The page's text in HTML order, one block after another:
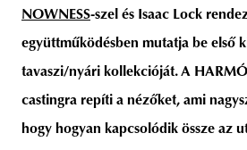
NOWNESS-szel és Isaac Lock
együttműködésben mutatja be első
tavaszi/nyári kollekcióját. A
castingra repíti a nézőket, ami
hogy hogyan kapcsolódik össze az